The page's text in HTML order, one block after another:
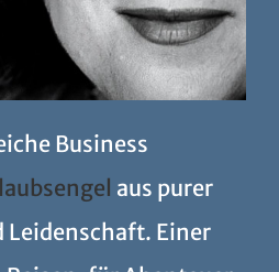
Business
aus purer
Leidenschaft. Einer